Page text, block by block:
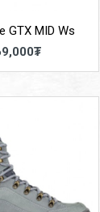
GTX MID Ws